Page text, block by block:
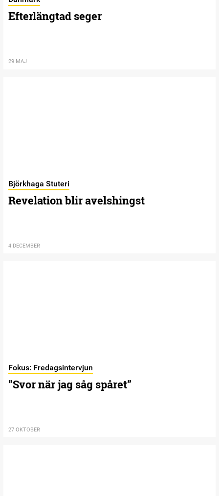
Efterlängtad seger
29 MAJ
Björkhaga Stuteri
Revelation blir avelshingst
4 DECEMBER
Fokus: Fredagsintervjun
”Svor när jag såg spåret”
27 OKTOBER